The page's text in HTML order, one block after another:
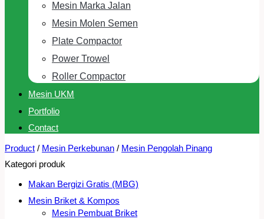
Mesin Marka Jalan
Mesin Molen Semen
Plate Compactor
Power Trowel
Roller Compactor
Mesin UKM
Portfolio
Contact
Product / Mesin Perkebunan / Mesin Pengolah Pinang
Kategori produk
Makan Bergizi Gratis (MBG)
Mesin Briket & Kompos
Mesin Pembuat Briket